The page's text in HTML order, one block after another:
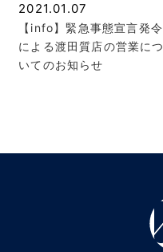
2021.01.07
【info】緊急事態宣言発令
による渡田質店の営業につ
いてのお知らせ